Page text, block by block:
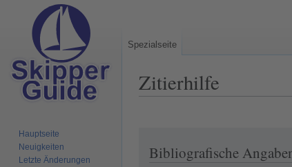
Zitierhilfe
Navigation
Suche
Bibliografische
Spezialseite
Hauptseite
Neuigkeiten
Letzte Änderungen